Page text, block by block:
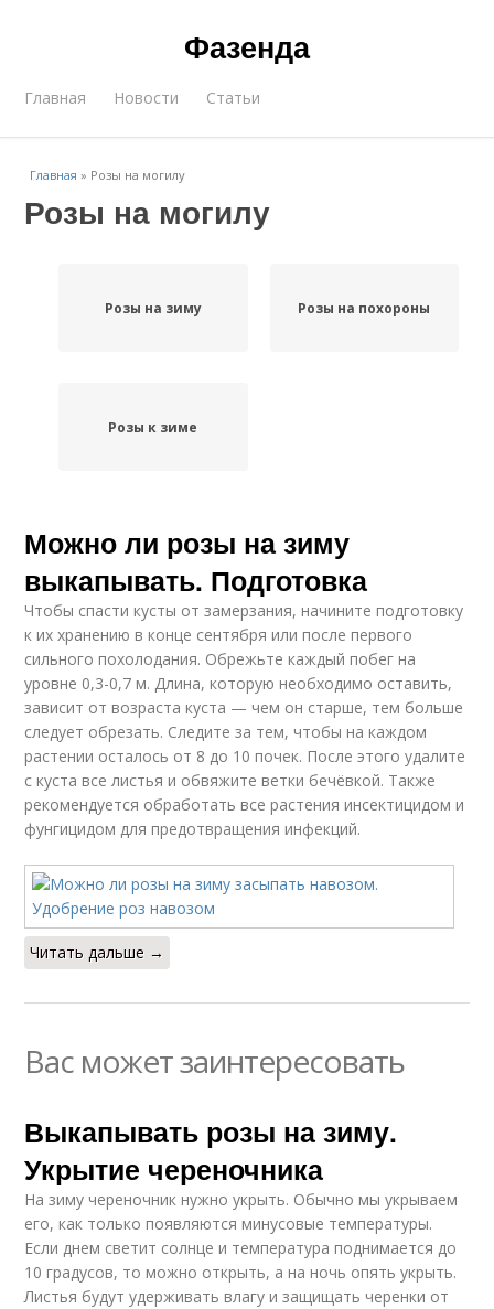
Фазенда
Главная Новости Статьи
Главная » Розы на могилу
Розы на могилу
Розы на зиму Розы на похороны
Розы к зиме
Можно ли розы на зиму
выкапывать. Подготовка
Чтобы спасти кусты от замерзания, начините подготовку
к их хранению в конце сентября или после первого
сильного похолодания. Обрежьте каждый побег на
уровне 0,3-0,7 м. Длина, которую необходимо оставить,
зависит от возраста куста — чем он старше, тем больше
следует обрезать. Следите за тем, чтобы на каждом
растении осталось от 8 до 10 почек. После этого удалите
с куста все листья и обвяжите ветки бечёвкой. Также
рекомендуется обработать все растения инсектицидом и
фунгицидом для предотвращения инфекций.
Читать дальше →
Вас может заинтересовать
Выкапывать розы на зиму.
Укрытие череночника
На зиму череночник нужно укрыть. Обычно мы укрываем
его, как только появляются минусовые температуры.
Если днем светит солнце и температура поднимается до
10 градусов, то можно открыть, а на ночь опять укрыть.
Листья будут удерживать влагу и защищать черенки от